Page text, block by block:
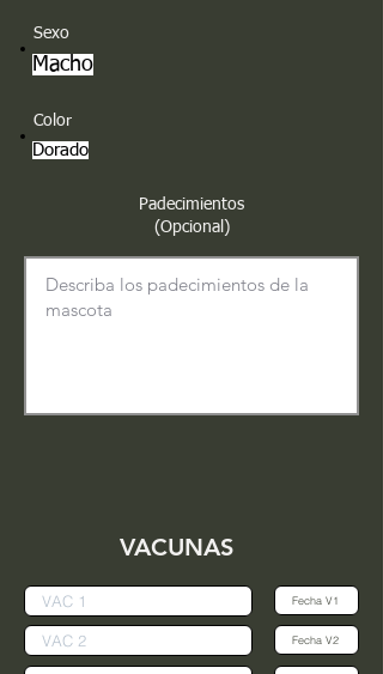
Sexo
Macho
Color
Dorado
Padecimientos
(Opcional)
VACUNAS